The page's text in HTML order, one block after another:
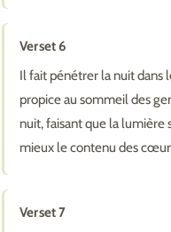
Verset 6
Il fait pénétrer la nuit dans
propice au sommeil des
nuit, faisant que la lumière
mieux le contenu des
Verset 7